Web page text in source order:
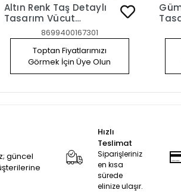
Altın Renk Taş Detaylı
Tasarım Vücut
Aksesuar8699400167301
Toptan Fiyatlarımızı
Görmek İçin Üye Olun
güncel
Hızlı
Teslimat
Siparişleriniz
en kısa
sürede
elinize ulaşır.